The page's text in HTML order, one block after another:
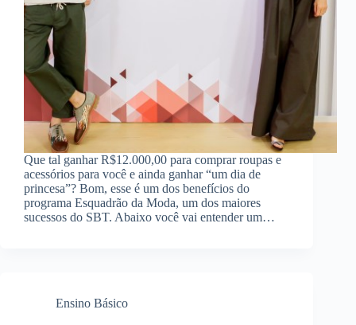
Que tal ganhar R$12.000,00 para comprar roupas e
acessórios para você e ainda ganhar “um dia de
princesa”? Bom, esse é um dos benefícios do
programa Esquadrão da Moda, um dos maiores
sucessos do SBT. Abaixo você vai entender um…
Ensino Básico